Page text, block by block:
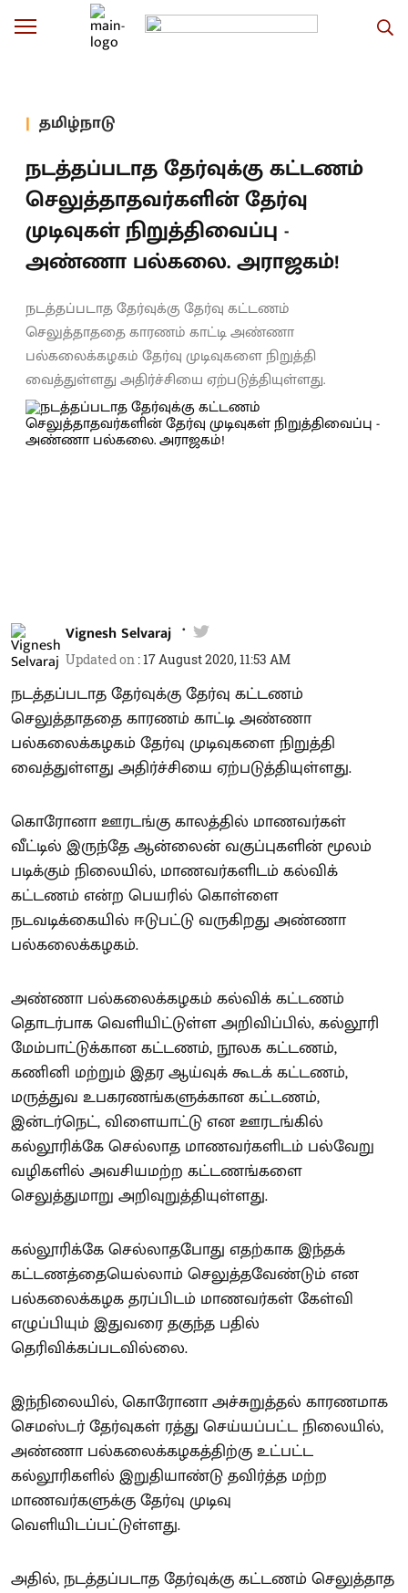
தமிழ்நாடு
நடத்தப்படாத தேர்வுக்கு கட்டணம்
செலுத்தாதவர்களின் தேர்வு
முடிவுகள் நிறுத்திவைப்பு -
அண்ணா பல்கலை. அராஜகம்!
நடத்தப்படாத தேர்வுக்கு தேர்வு கட்டணம்
செலுத்தாததை காரணம் காட்டி அண்ணா
பல்கலைக்கழகம் தேர்வு முடிவுகளை நிறுத்தி
வைத்துள்ளது அதிர்ச்சியை ஏற்படுத்தியுள்ளது.
Vignesh Selvaraj
Updated on :17 August 2020, 11:53 AM
நடத்தப்படாத தேர்வுக்கு தேர்வு கட்டணம்
செலுத்தாததை காரணம் காட்டி அண்ணா
பல்கலைக்கழகம் தேர்வு முடிவுகளை நிறுத்தி
வைத்துள்ளது அதிர்ச்சியை ஏற்படுத்தியுள்ளது.
கொரோனா ஊரடங்கு காலத்தில் மாணவர்கள்
வீட்டில் இருந்தே ஆன்லைன் வகுப்புகளின் மூலம்
படிக்கும் நிலையில், மாணவர்களிடம் கல்விக்
கட்டணம் என்ற பெயரில் கொள்ளை
நடவடிக்கையில் ஈடுபட்டு வருகிறது அண்ணா
பல்கலைக்கழகம்.
அண்ணா பல்கலைக்கழகம் கல்விக் கட்டணம்
தொடர்பாக வெளியிட்டுள்ள அறிவிப்பில், கல்லூரி
மேம்பாட்டுக்கான கட்டணம், நூலக கட்டணம்,
கணினி மற்றும் இதர ஆய்வுக் கூடக் கட்டணம்,
மருத்துவ உபகரணங்களுக்கான கட்டணம்,
இன்டர்நெட், விளையாட்டு என ஊரடங்கில்
கல்லூரிக்கே செல்லாத மாணவர்களிடம் பல்வேறு
வழிகளில் அவசியமற்ற கட்டணங்களை
செலுத்துமாறு அறிவுறுத்தியுள்ளது.
கல்லூரிக்கே செல்லாதபோது எதற்காக இந்தக்
கட்டணத்தையெல்லாம் செலுத்தவேண்டும் என
பல்கலைக்கழக தரப்பிடம் மாணவர்கள் கேள்வி
எழுப்பியும் இதுவரை தகுந்த பதில்
தெரிவிக்கப்படவில்லை.
இந்நிலையில், கொரோனா அச்சுறுத்தல் காரணமாக
செமஸ்டர் தேர்வுகள் ரத்து செய்யப்பட்ட நிலையில்,
அண்ணா பல்கலைக்கழகத்திற்கு உட்பட்ட
கல்லூரிகளில் இறுதியாண்டு தவிர்த்த மற்ற
மாணவர்களுக்கு தேர்வு முடிவு
வெளியிடப்பட்டுள்ளது.
அதில், நடத்தப்படாத தேர்வுக்கு கட்டணம் செலுத்தாத